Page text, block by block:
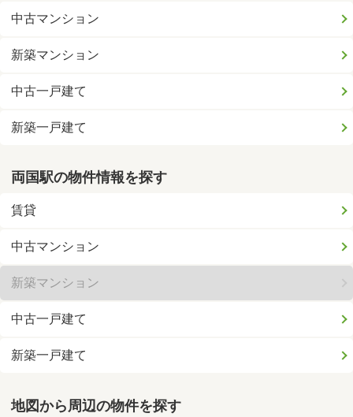
中古マンション
新築マンション
中古一戸建て
新築一戸建て
両国駅の物件情報を探す
賃貸
中古マンション
新築マンション
中古一戸建て
新築一戸建て
地図から周辺の物件を探す